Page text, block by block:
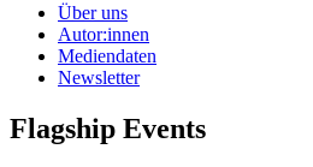
Über uns
Autor:innen
Mediendaten
Newsletter
Flagship Events